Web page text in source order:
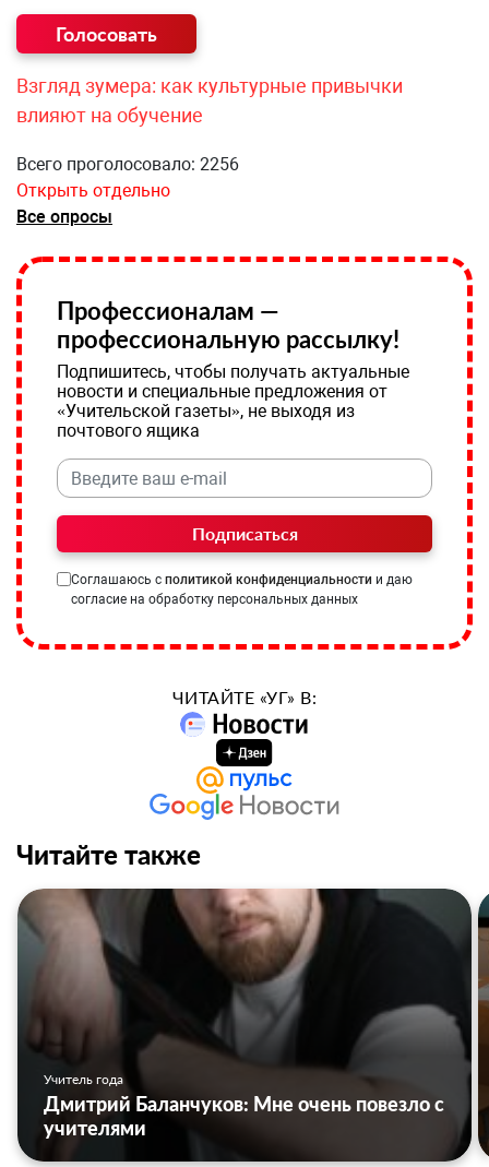
Взгляд зумера: как культурные привычки
влияют на обучение
Всего проголосовало: 2256
Открыть отдельно
Все опросы
Профессионалам —
профессиональную рассылку!
Подпишитесь, чтобы получать актуальные
новости и специальные предложения от
«Учительской газеты», не выходя из
почтового ящика
Подписаться
Соглашаюсь с политикой конфиденциальности и даю
согласие на обработку персональных данных
ЧИТАЙТЕ «УГ» В:
Читайте также
Учитель года
Дмитрий Баланчуков: Мне очень повезло с
учителями